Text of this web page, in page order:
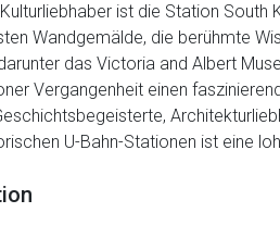
ist die Station South
Wandgemälde, die berühmte
das Victoria and Albert
Vergangenheit einen
U-Bahn-Stationen ist eine